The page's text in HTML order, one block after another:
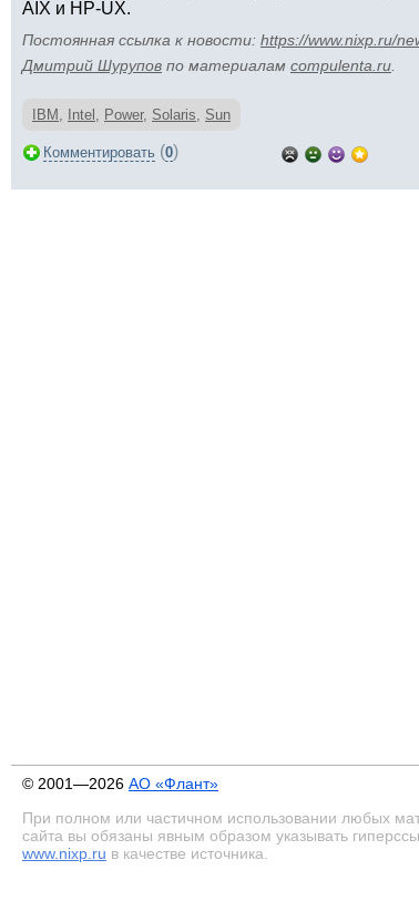
AIX и HP-UX.
Постоянная ссылка к новости: https://www.nixp.ru/
Дмитрий Шурупов по материалам compulenta.ru
IBM , Intel , Power, Solaris, Sun
Комментировать (0)
© 2001—2026 АО «Флант»
При полном или частичном использовании любых
сайта вы обязаны явным образом указывать
www.nixp.ru в качестве источника.